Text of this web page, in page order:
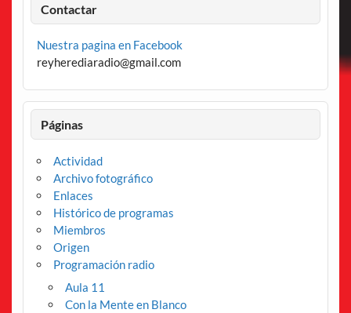
Contactar
Nuestra pagina en Facebook
reyherediaradio@gmail.com
Páginas
Actividad
Archivo fotográfico
Enlaces
Histórico de programas
Miembros
Origen
Programación radio
Aula 11
Con la Mente en Blanco